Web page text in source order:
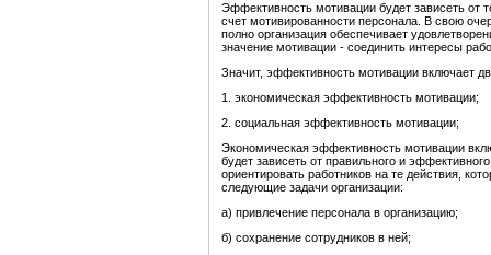
Эффективность мотивации будет зависеть от
счет мотивированности персонала. В свою
полно организация обеспечивает
значение мотивации - соединить интересы
Значит, эффективность мотивации включает
1. экономическая эффективность мотивации;
2. социальная эффективность мотивации;
Экономическая эффективность мотивации
будет зависеть от правильного и
ориентировать работников на те действия,
следующие задачи организации:
а) привлечение персонала в организацию;
б) сохранение сотрудников в ней;